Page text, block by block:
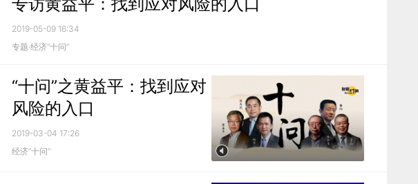
2019-05-09 16:34
专题·经济“十问”
“十问”之黄益平：找到应对
风险的入口
2019-03-04 17:26
经济“十问”